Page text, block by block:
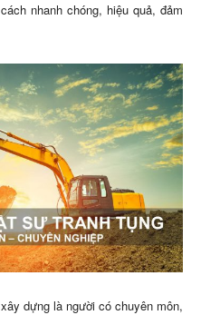
nhanh chóng, hiệu quả, đảm
dựng là người có chuyên môn,